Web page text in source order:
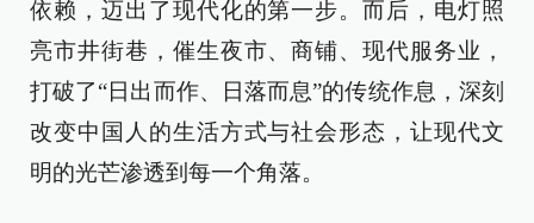
依赖，迈出了现代化的第一步。而后，电灯照
亮市井街巷，催生夜市、商铺、现代服务业，
打破了“日出而作、日落而息”的传统作息，深刻
改变中国人的生活方式与社会形态，让现代文
明的光芒渗透到每一个角落。